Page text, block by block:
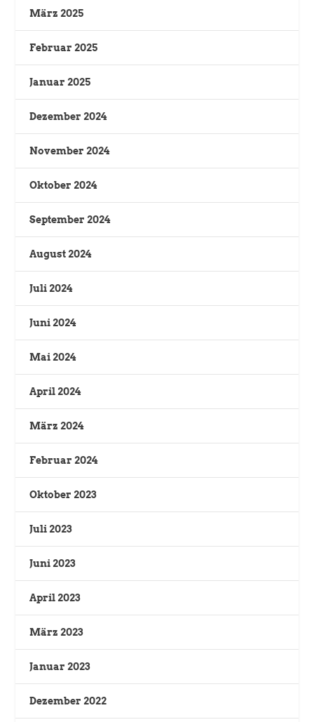
März 2025
Februar 2025
Januar 2025
Dezember 2024
November 2024
Oktober 2024
September 2024
August 2024
Juli 2024
Juni 2024
Mai 2024
April 2024
März 2024
Februar 2024
Oktober 2023
Juli 2023
Juni 2023
April 2023
März 2023
Januar 2023
Dezember 2022